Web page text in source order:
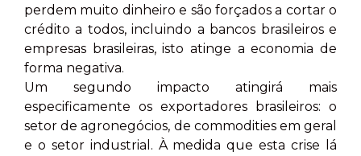
perdem muito dinheiro e são forçados a cortar o
crédito a todos, incluindo a bancos brasileiros e
empresas brasileiras, isto atinge a economia de
forma negativa.
Um segundo impacto atingirá mais
especificamente os exportadores brasileiros: o
setor de agronegócios, de commodities em geral
e o setor industrial. À medida que esta crise lá